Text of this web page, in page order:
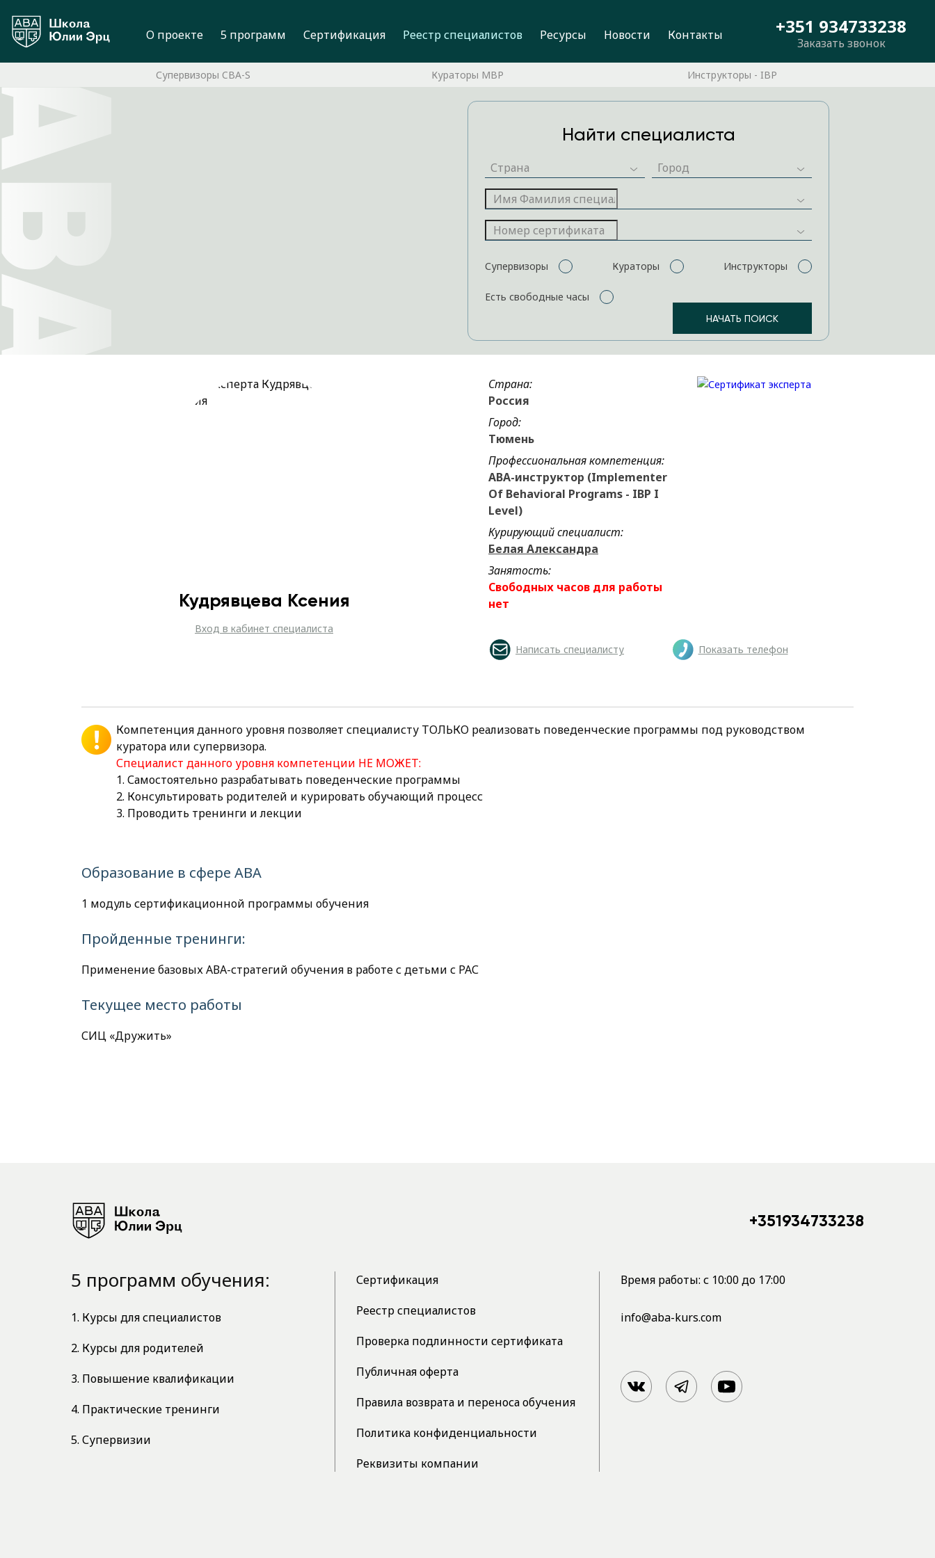
О проекте 5 программ Сертификация Реестр специалистов Ресурсы Новости Контакты +351 934733238
Заказать звонок
Супервизоры CBA-S Кураторы MBP Инструкторы - IBP
Найти специалиста
Супервизоры Кураторы Инструкторы
Есть свободные часы
Кудрявцева Ксения
Вход в кабинет специалиста
Страна:
Россия
Город:
Тюмень
Профессиональная компетенция:
ABA-инструктор (Implementer
Of Behavioral Programs - IBP I
Level)
Курирующий специалист:
Белая Александра
Занятость:
Свободных часов для работы
нет
Написать специалисту Показать телефон
Компетенция данного уровня позволяет специалисту ТОЛЬКО реализовать поведенческие программы под руководством
куратора или супервизора.
Специалист данного уровня компетенции НЕ МОЖЕТ:
1. Самостоятельно разрабатывать поведенческие программы
2. Консультировать родителей и курировать обучающий процесс
3. Проводить тренинги и лекции
Образование в сфере АВА
1 модуль сертификационной программы обучения
Пройденные тренинги:
Применение базовых АВА-стратегий обучения в работе с детьми с РАС
Текущее место работы
СИЦ «Дружить»
+351934733238
5 программ обучения:
1. Курсы для специалистов
2. Курсы для родителей
3. Повышение квалификации
4. Практические тренинги
5. Супервизии
Сертификация
Реестр специалистов
Проверка подлинности сертификата
Публичная оферта
Правила возврата и переноса обучения
Политика конфиденциальности
Реквизиты компании
Время работы: с 10:00 до 17:00
info@aba-kurs.com